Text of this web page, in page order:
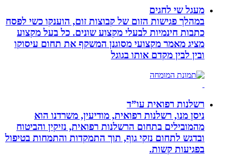
מעגל שי לחגים
במהלך פגישות הזום של קבוצות זום, הוענקו כשי לפסח
כתבות חינמיות לבעלי מקצוע שונים. כל בעל מקצוע
מציג מאמר מקצועי מסוגנן המשקף את תחום עיסוקו
ובין לבין מקדם אותו בגוגל
רשלנות רפואית עו”ד
ניסן מנו, רשלנות רפואית, מודיעין, משרדנו הוא
מהמובילים בתחום הרשלנות רפואית, נזיקין והביטוח
ובדגש לתחום נזקי גוף, תוך התמקדות והתמחות בטיפול
בפגיעות קשות.